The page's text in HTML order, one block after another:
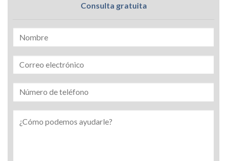
Consulta gratuita